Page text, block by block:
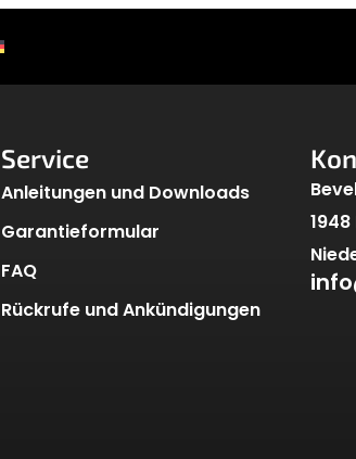
Service
Anleitungen und Downloads
Garantieformular
FAQ
Rückrufe und Ankündigungen